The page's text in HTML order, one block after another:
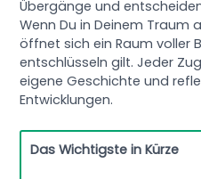
Übergänge und
Wenn Du in Deinem Traum
öffnet sich ein Raum voller
entschlüsseln gilt. Jeder
eigene Geschichte und
Entwicklungen.
Das Wichtigste in Kürze